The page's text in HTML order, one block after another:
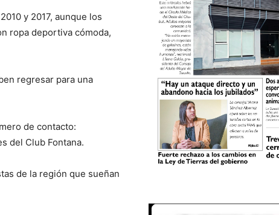
y 2017, aunque los
ropa deportiva cómoda,
regresar para una
de contacto:
del Club Fontana.
de la región que sueñan